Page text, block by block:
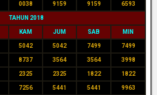
0038 9159 9159 6593
TAHUN 2018
KAM JUM SAB MIN
5042 5042 7499 7499
8737 3564 3564 3998
2325 2325 1822 1822
7256 5441 5441 9963